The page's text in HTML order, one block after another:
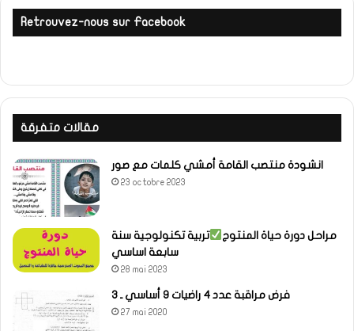
Retrouvez-nous sur Facebook
مقالات متفرقة
انشودة منتصب القامة أمشي كلمات مع صور
23 octobre 2023
مراحل دورة حياة المنتوج
تربية تكنولوجية سنة
سابعة اساسي
28 mai 2023
فرض مراقبة عدد 4 راضيات 9 أساسي ـ 3
27 mai 2020